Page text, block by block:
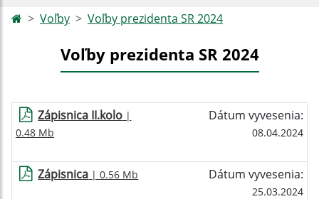
Voľby Voľby prezidenta SR 2024
Voľby prezidenta SR 2024
Zápisnica II.kolo |
0.48 Mb
Dátum vyvesenia:
08.04.2024
Zápisnica | 0.56 Mb Dátum vyvesenia:
25.03.2024